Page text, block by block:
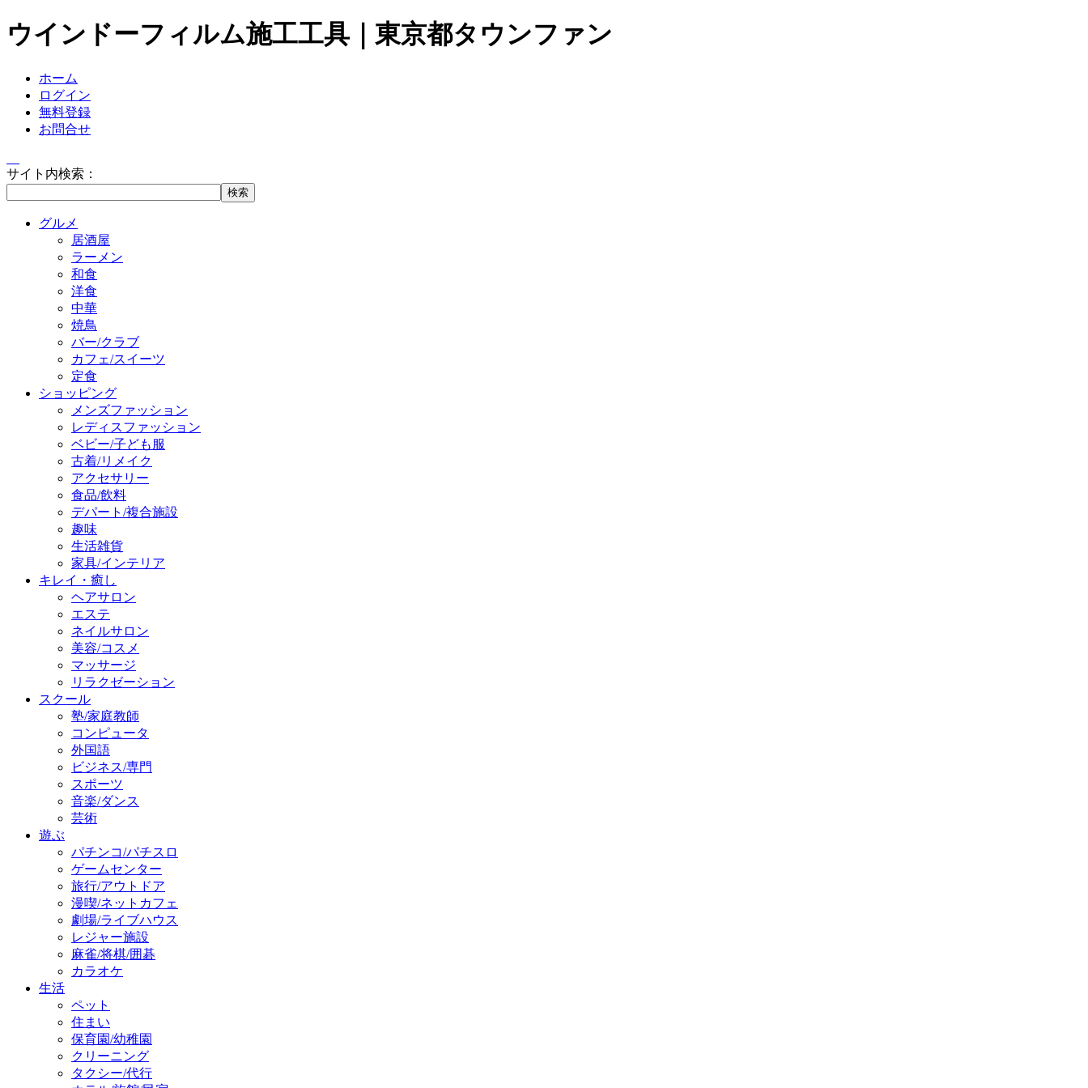
ウインドーフィルム施工工具｜東京都タウンファン
ホーム
ログイン
無料登録
お問合せ
サイト内検索：
グルメ
居酒屋
ラーメン
和食
洋食
中華
焼鳥
バー/クラブ
カフェ/スイーツ
定食
ショッピング
メンズファッション
レディスファッション
ベビー/子ども服
古着/リメイク
アクセサリー
食品/飲料
デパート/複合施設
趣味
生活雑貨
家具/インテリア
キレイ・癒し
ヘアサロン
エステ
ネイルサロン
美容/コスメ
マッサージ
リラクゼーション
スクール
塾/家庭教師
コンピュータ
外国語
ビジネス/専門
スポーツ
音楽/ダンス
芸術
遊ぶ
パチンコ/パチスロ
ゲームセンター
旅行/アウトドア
漫喫/ネットカフェ
劇場/ライブハウス
レジャー施設
麻雀/将棋/囲碁
カラオケ
生活
ペット
住まい
保育園/幼稚園
クリーニング
タクシー/代行